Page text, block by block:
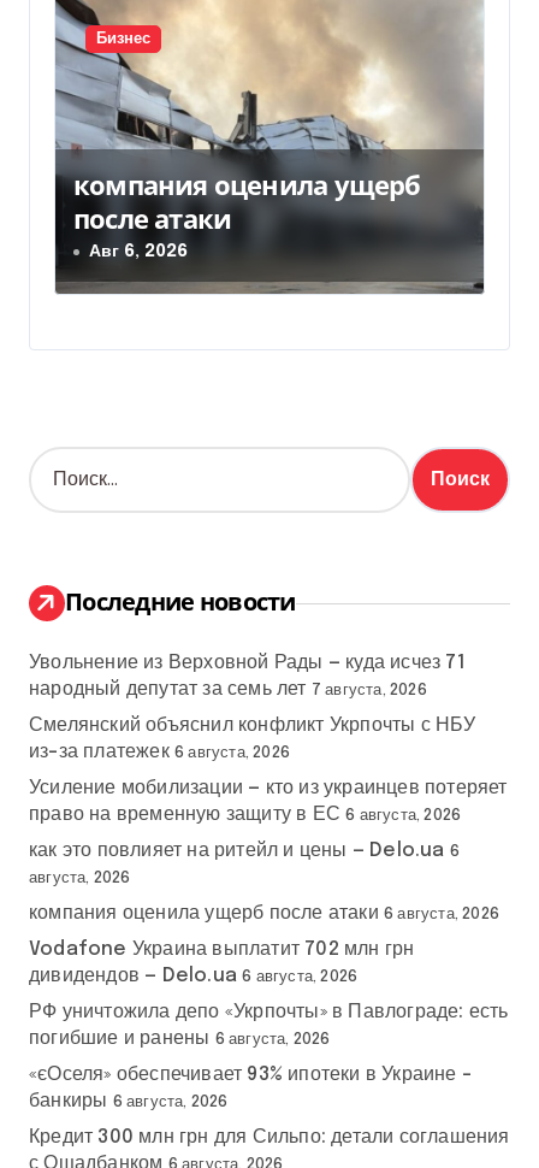
Бизнес
компания оценила ущерб
после атаки
Авг 6, 2026
Н
а
:
Последние новости
Увольнение из Верховной Рады — куда исчез 71
народный депутат за семь лет 7 августа, 2026
Смелянский объяснил конфликт Укрпочты с НБУ
из-за платежек 6 августа, 2026
Усиление мобилизации — кто из украинцев потеряет
право на временную защиту в ЕС 6 августа, 2026
как это повлияет на ритейл и цены — Delo.ua 6
августа, 2026
компания оценила ущерб после атаки 6 августа, 2026
Vodafone Украина выплатит 702 млн грн
дивидендов — Delo.ua 6 августа, 2026
РФ уничтожила депо «Укрпочты» в Павлограде: есть
погибшие и ранены 6 августа, 2026
«єОселя» обеспечивает 93% ипотеки в Украине –
банкиры 6 августа, 2026
Кредит 300 млн грн для Сильпо: детали соглашения